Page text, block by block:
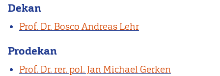
Dekan
Prof. Dr. Bosco Andreas Lehr
Prodekan
Prof. Dr. rer. pol. Jan Michael Gerken